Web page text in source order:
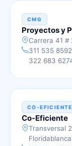
CMG
Proyectos y
Carrera 41 #
311 535 8592
322 683
CO-EFICIENTE
Co-Eficiente
Transversal